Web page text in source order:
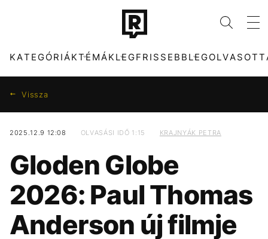
KATEGÓRIÁKTÉMÁKLEGFRISSEBB
ZENE DIVAT
KULTÚRA
FILM + SOROZAT TECH-TUDOMÁNY
DUNA TIKTOK
MTVA SZIGET FESZTIVÁL
PARLAMENT FIDESZ
Vissza
2025.12.9 12:08 OLVASÁSI IDŐ 1:15 KRAJNYÁK PETRA
Gloden Globe
2026: Paul Thomas
Anderson új filmje